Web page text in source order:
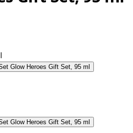
Glow Heroes Gift Set, 95 ml
Glow Heroes Gift Set, 95 ml